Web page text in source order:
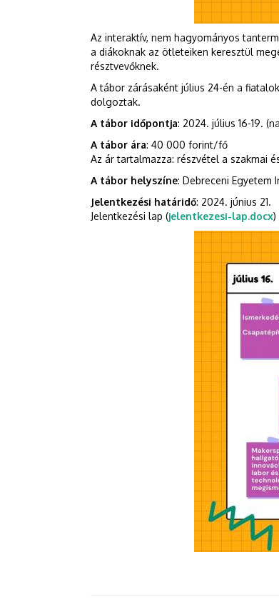
Az interaktív, nem hagyományos
a diákoknak az ötleteiken keresztül
résztvevőknek.
A tábor zárásaként július 24-én a
dolgoztak.
A tábor időpontja: 2024. július 16-19.
A tábor ára: 40 000 forint/fő
Az ár tartalmazza: részvétel a szakmai
A tábor helyszíne: Debreceni Egyetem
Jelentkezési határidő: 2024. június 21.
Jelentkezési lap (jelentkezesi-lap.docx)